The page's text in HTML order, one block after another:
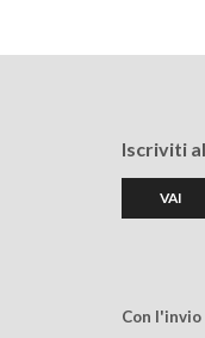
Iscriviti
Con